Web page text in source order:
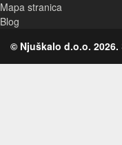
Mapa stranica
Blog
© Njuškalo d.o.o. 2026.